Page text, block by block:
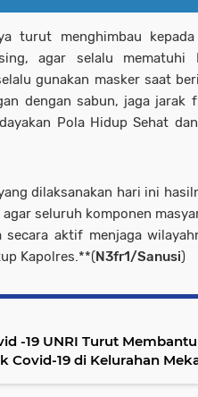
turut menghimbau
agar selalu mematuhi
gunakan masker saat
dengan sabun, jaga jarak
Pola Hidup Sehat
dilaksanakan hari ini
seluruh komponen
aktif menjaga
Kapolres.**(N3fr1/Sanusi)
-19 UNRI Turut Membantu
Covid-19 di Kelurahan